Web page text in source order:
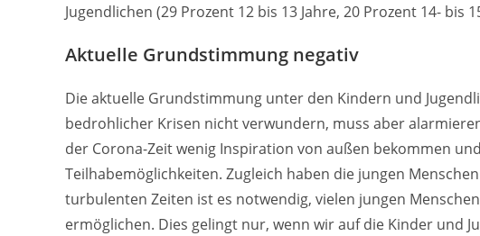
Jugendlichen (29 Prozent 12 bis 13 Jahre, 20 Prozent 14- bis
Aktuelle Grundstimmung negativ
Die aktuelle Grundstimmung unter den Kindern und
bedrohlicher Krisen nicht verwundern, muss aber
der Corona-Zeit wenig Inspiration von außen bekommen
Teilhabemöglichkeiten. Zugleich haben die jungen
turbulenten Zeiten ist es notwendig, vielen jungen
ermöglichen. Dies gelingt nur, wenn wir auf die Kinder und